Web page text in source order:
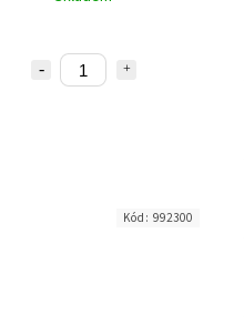
Kód: 992300